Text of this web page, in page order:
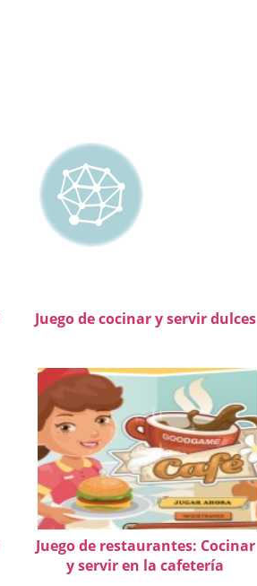
Juego de cocinar y servir dulces
Juego de restaurantes: Cocinar
y servir en la cafetería